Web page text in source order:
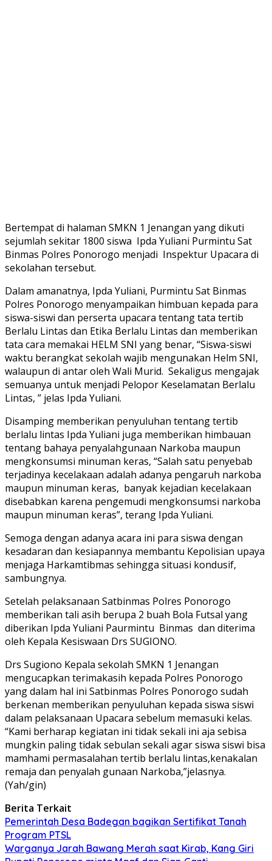
Bertempat di halaman SMKN 1 Jenangan yang dikuti
sejumlah sekitar 1800 siswa Ipda Yuliani Purmintu Sat
Binmas Polres Ponorogo menjadi Inspektur Upacara di
sekolahan tersebut.
Dalam amanatnya, Ipda Yuliani, Purmintu Sat Binmas
Polres Ponorogo menyampaikan himbuan kepada para
siswa-siswi dan perserta upacara tentang tata tertib
Berlalu Lintas dan Etika Berlalu Lintas dan memberikan
tata cara memakai HELM SNI yang benar, “Siswa-siswi
waktu berangkat sekolah wajib mengunakan Helm SNI,
walaupun di antar oleh Wali Murid. Sekaligus mengajak
semuanya untuk menjadi Pelopor Keselamatan Berlalu
Lintas, ” jelas Ipda Yuliani.
Disamping memberikan penyuluhan tentang tertib
berlalu lintas Ipda Yuliani juga memberikan himbauan
tentang bahaya penyalahgunaan Narkoba maupun
mengkonsumsi minuman keras, “Salah satu penyebab
terjadinya kecelakaan adalah adanya pengaruh narkoba
maupun minuman keras, banyak kejadian kecelakaan
disebabkan karena pengemudi mengkonsumsi narkoba
maupun minuman keras”, terang Ipda Yuliani.
Semoga dengan adanya acara ini para siswa dengan
kesadaran dan kesiapannya membantu Kepolisian upaya
menjaga Harkamtibmas sehingga situasi kondusif,
sambungnya.
Setelah pelaksanaan Satbinmas Polres Ponorogo
memberikan tali asih berupa 2 buah Bola Futsal yang
diberikan Ipda Yuliani Paurmintu Binmas dan diterima
oleh Kepala Kesiswaan Drs SUGIONO.
Drs Sugiono Kepala sekolah SMKN 1 Jenangan
mengucapkan terimakasih kepada Polres Ponorogo
yang dalam hal ini Satbinmas Polres Ponorogo sudah
berkenan memberikan penyuluhan kepada siswa siswi
dalam pelaksanaan Upacara sebelum memasuki kelas.
“Kami berharap kegiatan ini tidak sekali ini aja sebisa
mungkin paling tidak sebulan sekali agar siswa siswi bisa
mamhami permasalahan tertib berlalu lintas,kenakalan
remaja dan penyalah gunaan Narkoba,”jelasnya.
(Yah/gin)
Berita Terkait
Pemerintah Desa Badegan bagikan Sertifikat Tanah
Program PTSL
Warganya Jarah Bawang Merah saat Kirab, Kang Giri